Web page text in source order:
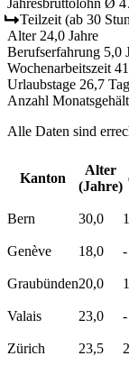
Teilzeit (ab 30
Alter 24,0 Jahre
Berufserfahrung 5,0
Wochenarbeitszeit
Urlaubstage 26,7
Anzahl
Alle Daten sind
Kanton
Alter
(Jahre)
Bern 30,0
Genève
18,0 -
Graubünden20,0
Valais
23,0 -
Zürich
23,5